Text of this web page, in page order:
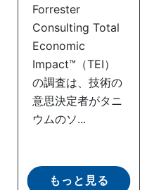
Forrester
Consulting Total
Economic
Impact™（TEI）
の調査は、技術の
意思決定者がタニ
ウムのソ...
もっと見る